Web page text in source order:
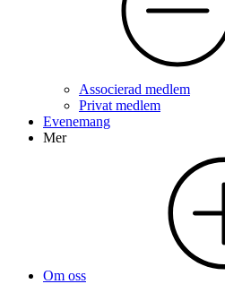
Associerad medlem
Privat medlem
Evenemang
Mer
Om oss